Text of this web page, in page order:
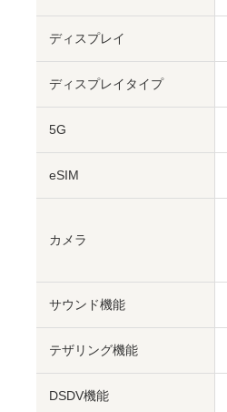
ディスプレイ
ディスプレイタイプ
5G
eSIM
カメラ
サウンド機能
テザリング機能
DSDV機能